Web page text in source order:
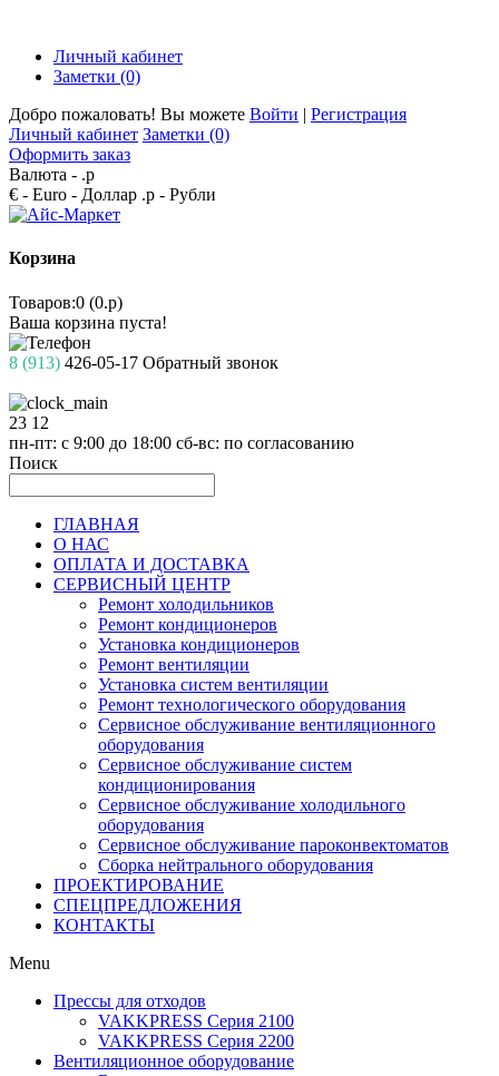
Личный кабинет
Заметки (0)
Добро пожаловать! Вы можете Войти | Регистрация
Личный кабинет Заметки (0)
Оформить заказ
Валюта - .р
€ - Euro - Доллар .р - Рубли
Корзина
Товаров:0 (0.р)
Ваша корзина пуста!
8 (913) 426-05-17 Обратный звонок
23 12
пн-пт: с 9:00 до 18:00 сб-вс: по согласованию
Поиск
ГЛАВНАЯ
О НАС
ОПЛАТА И ДОСТАВКА
СЕРВИСНЫЙ ЦЕНТР
Ремонт холодильников
Ремонт кондиционеров
Установка кондиционеров
Ремонт вентиляции
Установка систем вентиляции
Ремонт технологического оборудования
Cервисное обслуживание вентиляционного
оборудования
Cервисное обслуживание систем
кондиционирования
Cервисное обслуживание холодильного
оборудования
Сервисное обслуживание пароконвектоматов
Сборка нейтрального оборудования
ПРОЕКТИРОВАНИЕ
СПЕЦПРЕДЛОЖЕНИЯ
КОНТАКТЫ
Menu
Прессы для отходов
VAKKPRESS Серия 2100
VAKKPRESS Серия 2200
Вентиляционное оборудование